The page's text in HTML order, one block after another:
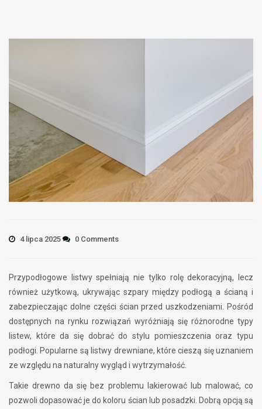
4 lipca 2025 0 Comments
Przypodłogowe listwy spełniają nie tylko rolę dekoracyjną, lecz
również użytkową, ukrywając szpary między podłogą a ścianą i
zabezpieczając dolne części ścian przed uszkodzeniami. Pośród
dostępnych na rynku rozwiązań wyróżniają się różnorodne typy
listew, które da się dobrać do stylu pomieszczenia oraz typu
podłogi. Popularne są listwy drewniane, które cieszą się uznaniem
ze względu na naturalny wygląd i wytrzymałość.
Takie drewno da się bez problemu lakierować lub malować, co
pozwoli dopasować je do koloru ścian lub posadzki. Dobrą opcją są